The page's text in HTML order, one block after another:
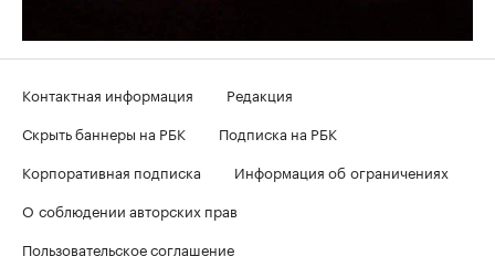
Контактная информация
Редакция
Скрыть баннеры на РБК
Подписка на РБК
Корпоративная подписка
Информация об ограничениях
О соблюдении авторских прав
Пользовательское соглашение